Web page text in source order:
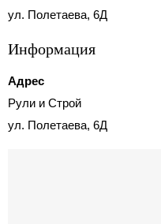
ул. Полетаева, 6Д
Информация
Адрес
Рули и Строй
ул. Полетаева, 6Д